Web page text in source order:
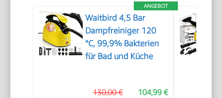
ANGEBOT
Waitbird 4,5 Bar
Dampfreiniger 120
°C, 99,9% Bakterien
für Bad und Küche
104,99 €
130,00 €